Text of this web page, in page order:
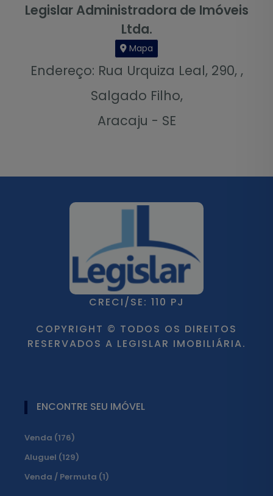
Legislar Administradora de Imóveis
Ltda.
Mapa
Endereço: Rua Urquiza Leal, 290, ,
Salgado Filho,
Aracaju - SE
CRECI/SE: 110 PJ
COPYRIGHT © TODOS OS DIREITOS
RESERVADOS A LEGISLAR IMOBILIÁRIA.
ENCONTRE SEU IMÓVEL
Venda (176)
Aluguel (129)
Venda / Permuta (1)